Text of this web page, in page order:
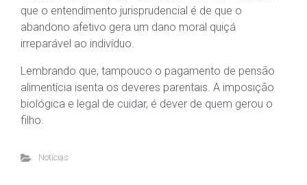
que o entendimento jurisprudencial é de que o
abandono afetivo gera um dano moral quiçá
irreparável ao indivíduo.
Lembrando que, tampouco o pagamento de pensão
alimentícia isenta os deveres parentais. A imposição
biológica e legal de cuidar, é dever de quem gerou o
filho.
Notícias